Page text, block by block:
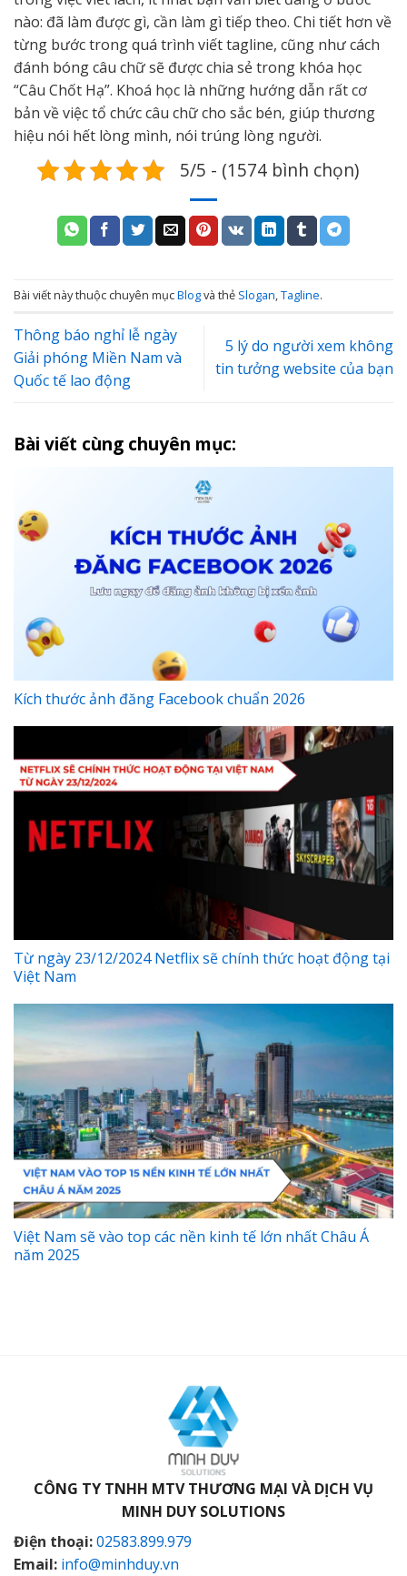
nào: đã làm được gì, cần làm gì tiếp theo. Chi tiết hơn về
từng bước trong quá trình viết tagline, cũng như cách
đánh bóng câu chữ sẽ được chia sẻ trong khóa học
“Câu Chốt Hạ”. Khoá học là những hướng dẫn rất cơ
bản về việc tổ chức câu chữ cho sắc bén, giúp thương
hiệu nói hết lòng mình, nói trúng lòng người.
5/5 - (1574 bình chọn)
Bài viết này thuộc chuyên mụcBlogvà thẻ Slogan,Tagline.
Thông báo nghỉ lễ ngày
Giải phóng Miền Nam và
Quốc tế lao động
5 lý do người xem không
tin tưởng website của bạn
Bài viết cùng chuyên mục:
Kích thước ảnh đăng Facebook chuẩn 2026
Từ ngày 23/12/2024 Netflix sẽ chính thức hoạt động tại
Việt Nam
Việt Nam sẽ vào top các nền kinh tế lớn nhất Châu Á
năm 2025
CÔNG TY TNHH MTV THƯƠNG MẠI VÀ DỊCH VỤ
MINH DUY SOLUTIONS
Điện thoại:02583.899.979
Email: info@minhduy.vn